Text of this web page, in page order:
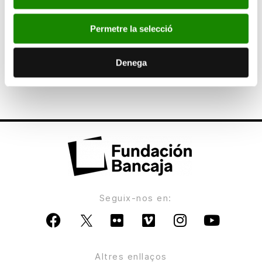
Permetre la selecció
Denega
Documents
Seguix-nos en:
Altres enllaços